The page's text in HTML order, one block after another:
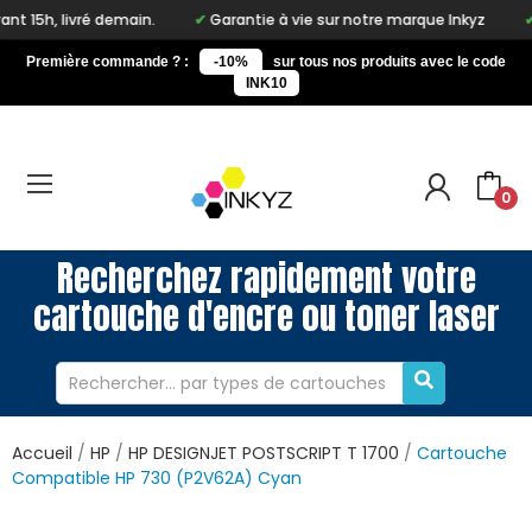
demain. Garantie à vie sur notre marque Inkyz
Première commande ? : -10%
sur tous nos produits avec le code
INK10
0
Recherchez rapidement votre
cartouche d'encre ou toner laser
Accueil HP HP DESIGNJET POSTSCRIPT T 1700
Cartouche
Compatible HP 730 (P2V62A) Cyan